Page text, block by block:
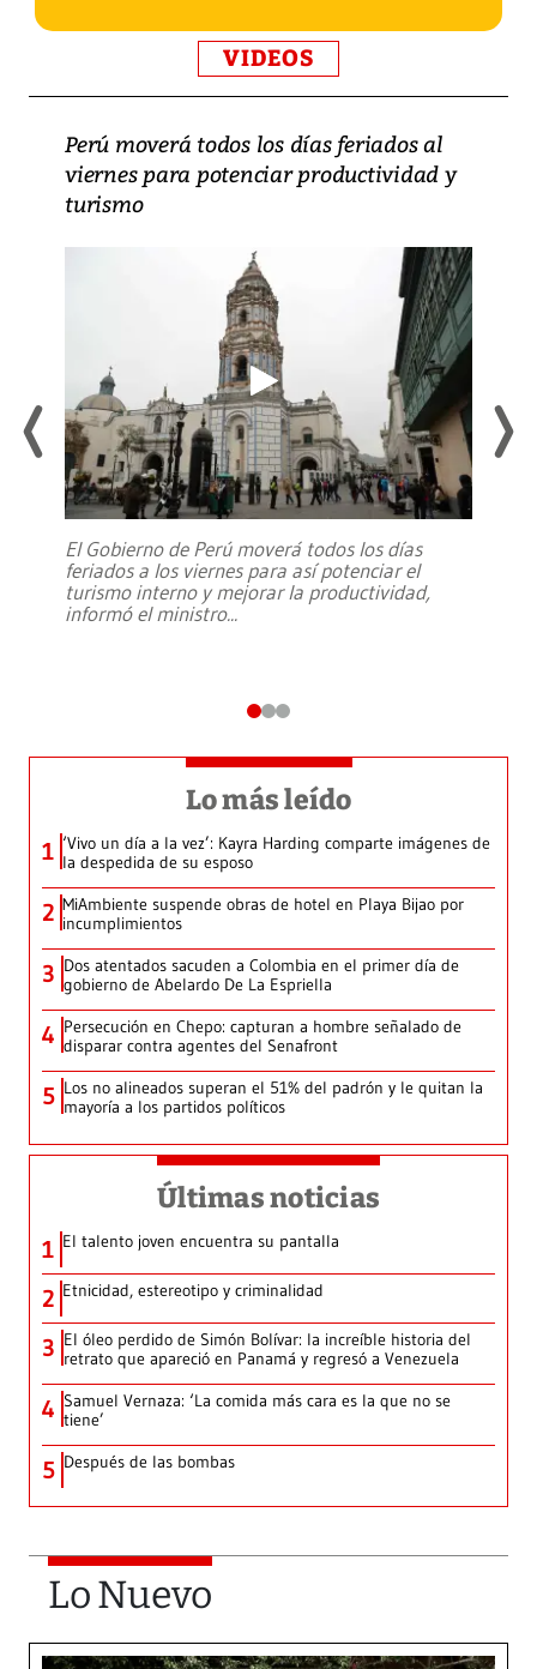
VIDEOS
Perú moverá todos los días feriados al
viernes para potenciar productividad y
turismo
El Gobierno de Perú moverá todos los días
feriados a los viernes para así potenciar el
turismo interno y mejorar la productividad,
informó el ministro...
Lo más leído
1 ‘Vivo un día a la vez’: Kayra Harding comparte imágenes de
la despedida de su esposo
2 MiAmbiente suspende obras de hotel en Playa Bijao por
incumplimientos
3 Dos atentados sacuden a Colombia en el primer día de
gobierno de Abelardo De La Espriella
4 Persecución en Chepo: capturan a hombre señalado de
disparar contra agentes del Senafront
5 Los no alineados superan el 51% del padrón y le quitan la
mayoría a los partidos políticos
Últimas noticias
1 El talento joven encuentra su pantalla​
2 Etnicidad, estereotipo y criminalidad
3 El óleo perdido de Simón Bolívar: la increíble historia del
retrato que apareció en Panamá y regresó a Venezuela
4 Samuel Vernaza: ‘La comida más cara es la que no se
tiene’
5 Después de las bombas
Lo Nuevo